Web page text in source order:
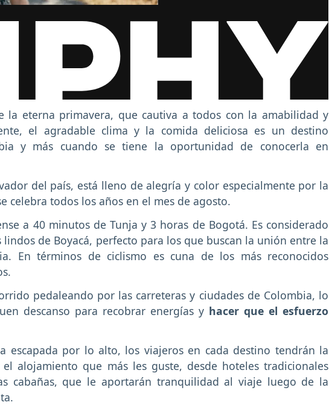
la eterna primavera, que cautiva a todos con la amabilidad y
el agradable clima y la comida deliciosa es un destino
y más cuando se tiene la oportunidad de conocerla en
del país, está lleno de alegría y color especialmente por la
celebra todos los años en el mes de agosto.
a 40 minutos de Tunja y 3 horas de Bogotá. Es considerado
de Boyacá, perfecto para los que buscan la unión entre la
En términos de ciclismo es cuna de los más reconocidos
pedaleando por las carreteras y ciudades de Colombia, lo
descanso para recobrar energías y hacer que el esfuerzo
escapada por lo alto, los viajeros en cada destino tendrán la
alojamiento que más les guste, desde hoteles tradicionales
cabañas, que le aportarán tranquilidad al viaje luego de la